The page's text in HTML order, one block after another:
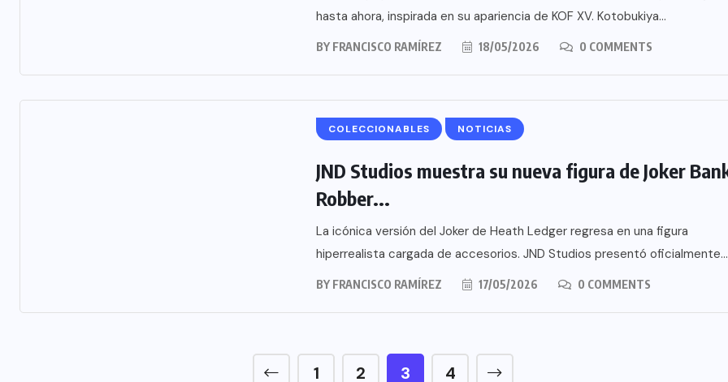
hasta ahora, inspirada en su apariencia de KOF XV. Kotobukiya...
BY FRANCISCO RAMÍREZ 18/05/2026 0 COMMENTS
COLECCIONABLES NOTICIAS
JND Studios muestra su nueva figura de Joker
Robber...
La icónica versión del Joker de Heath Ledger regresa en una figura
hiperrealista cargada de accesorios. JND Studios presentó oficialmente...
BY FRANCISCO RAMÍREZ 17/05/2026 0 COMMENTS
1 2 3 4